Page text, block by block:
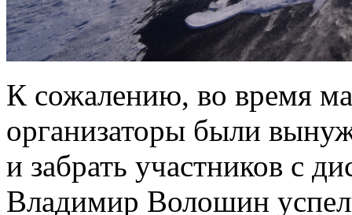
К сожалению, во время
организаторы были
и забрать участников с
Владимир Волошин